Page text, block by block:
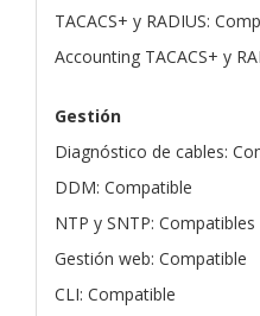
TACACS+ y RADIUS:
Accounting TACACS+ y
Gestión
Diagnóstico de cables:
DDM: Compatible
NTP y SNTP: Compatibles
Gestión web: Compatible
CLI: Compatible